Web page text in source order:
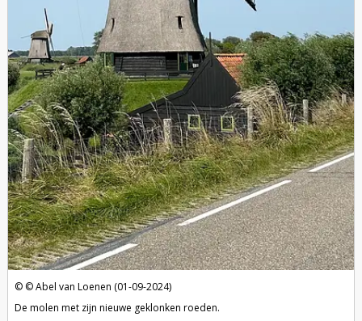
Abel van Loenen (01-09-2024)
De molen met zijn nieuwe geklonken roeden.